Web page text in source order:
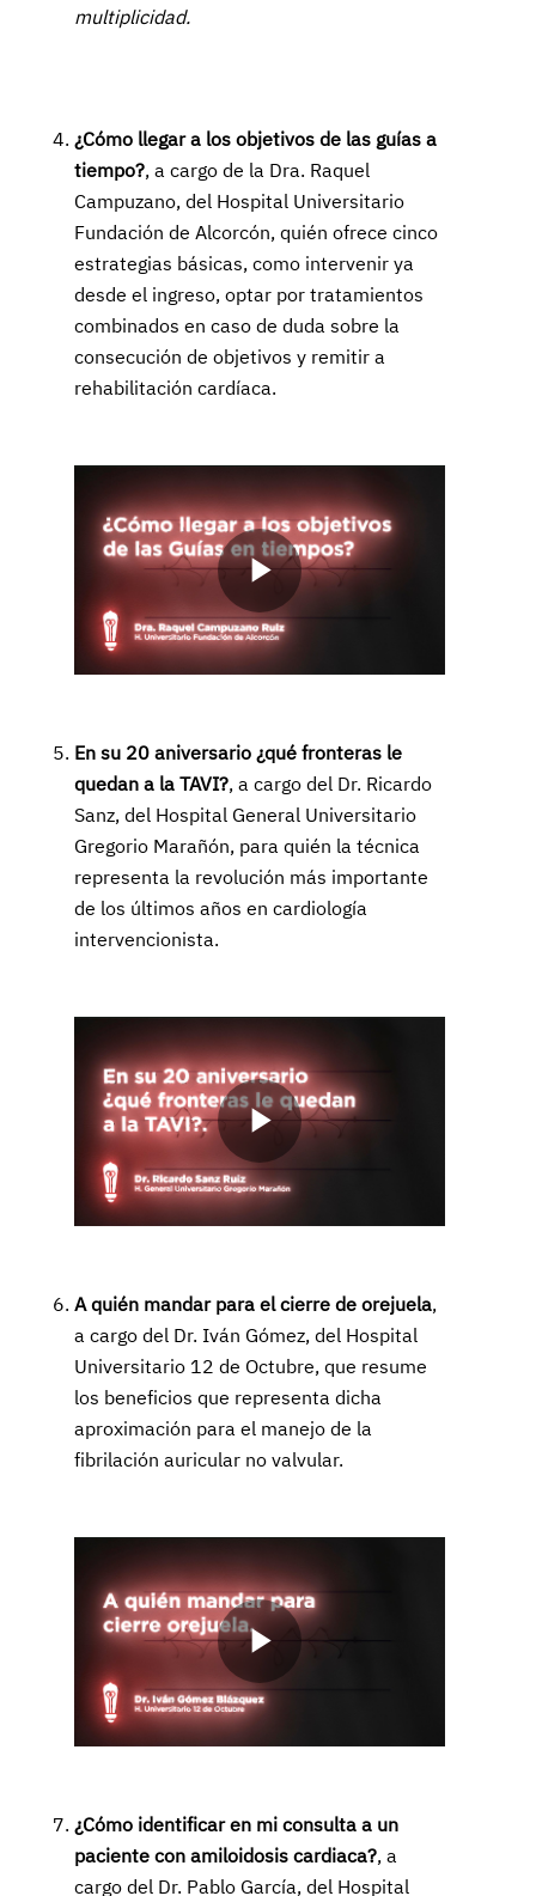
multiplicidad.
¿Cómo llegar a los objetivos de las guías a
tiempo?, a cargo de la Dra. Raquel
Campuzano, del Hospital Universitario
Fundación de Alcorcón, quién ofrece cinco
estrategias básicas, como intervenir ya
desde el ingreso, optar por tratamientos
combinados en caso de duda sobre la
consecución de objetivos y remitir a
rehabilitación cardíaca.
Play
En su 20 aniversario ¿qué fronteras le
quedan a la TAVI?, a cargo del Dr. Ricardo
Sanz, del Hospital General Universitario
Gregorio Marañón, para quién la técnica
representa la revolución más importante
de los últimos años en cardiología
intervencionista.
Play
A quién mandar para el cierre de orejuela,
a cargo del Dr. Iván Gómez, del Hospital
Universitario 12 de Octubre, que resume
los beneficios que representa dicha
aproximación para el manejo de la
fibrilación auricular no valvular.
Play
¿Cómo identificar en mi consulta a un
paciente con amiloidosis cardiaca?, a
cargo del Dr. Pablo García, del Hospital